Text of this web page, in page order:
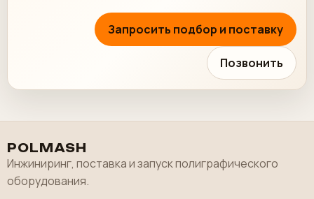
Запросить подбор и поставку
Позвонить
POLMASH
Инжиниринг, поставка и запуск полиграфического
оборудования.